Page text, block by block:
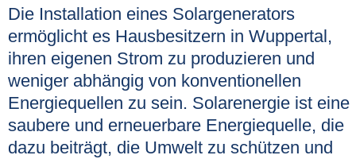
Die Installation eines Solargenerators
ermöglicht es Hausbesitzern in Wuppertal,
ihren eigenen Strom zu produzieren und
weniger abhängig von konventionellen
Energiequellen zu sein. Solarenergie ist eine
saubere und erneuerbare Energiequelle, die
dazu beiträgt, die Umwelt zu schützen und